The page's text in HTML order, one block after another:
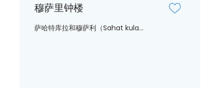
穆萨里钟楼
萨哈特库拉和穆萨利（Sahat kula...